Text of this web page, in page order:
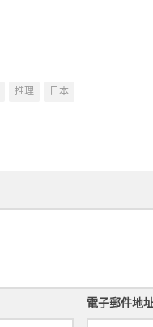
推理 日本
電子郵件地